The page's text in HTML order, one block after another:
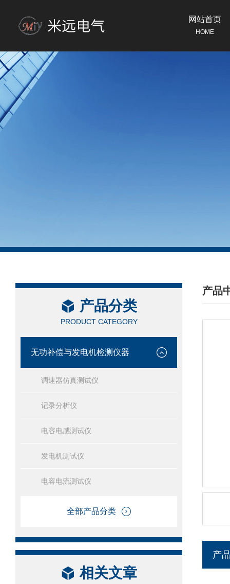
网站首页
HOME
产品分类
PRODUCT CATEGORY
无功补偿与发电机检测仪器
调速器仿真测试仪
记录分析仪
电容电感测试仪
发电机测试仪
电容电流测试仪
全部产品分类
相关文章
产品
/
产